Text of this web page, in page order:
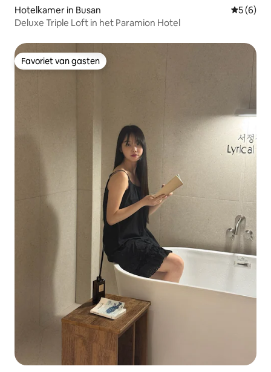
Hotelkamer in Busan
5 (6)
Deluxe Triple Loft in het Paramion Hotel
Favoriet van gasten
Favoriet van gasten